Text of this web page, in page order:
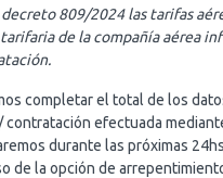
decreto 809/2024 las tarifas
de la compañía aérea
completar el total de los
contratación efectuada
durante las próximas
de la opción de